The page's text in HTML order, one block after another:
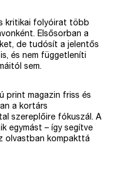
kritikai folyóirat több
Elsősorban a
de tudósít a jelentős
és nem függetleníti
sem.
print magazin friss és
a kortárs
szereplőire fókuszál. A
egymást – így segítve
olvastban kompakttá